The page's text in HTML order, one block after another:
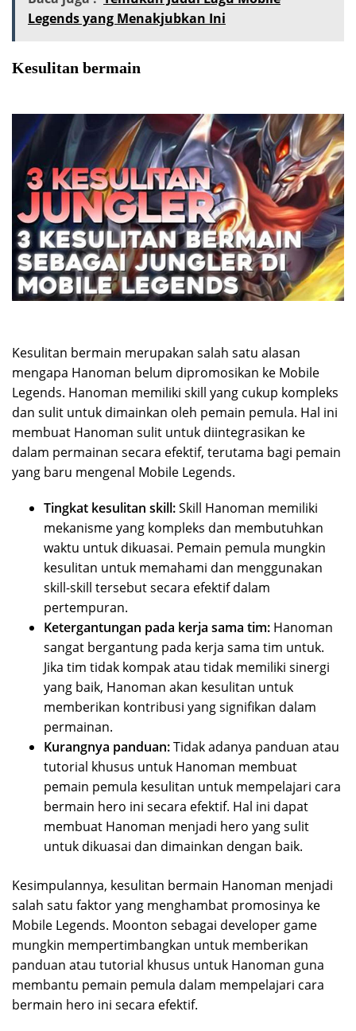
Legends yang Menakjubkan Ini
Kesulitan bermain
Kesulitan bermain merupakan salah satu alasan
mengapa Hanoman belum dipromosikan ke Mobile
Legends. Hanoman memiliki skill yang cukup kompleks
dan sulit untuk dimainkan oleh pemain pemula. Hal ini
membuat Hanoman sulit untuk diintegrasikan ke
dalam permainan secara efektif, terutama bagi pemain
yang baru mengenal Mobile Legends.
Tingkat kesulitan skill:Skill Hanoman memiliki
mekanisme yang kompleks dan membutuhkan
waktu untuk dikuasai. Pemain pemula mungkin
kesulitan untuk memahami dan menggunakan
skill-skill tersebut secara efektif dalam
pertempuran.
Ketergantungan pada kerja sama tim: Hanoman
sangat bergantung pada kerja sama tim untuk.
Jika tim tidak kompak atau tidak memiliki sinergi
yang baik, Hanoman akan kesulitan untuk
memberikan kontribusi yang signifikan dalam
permainan.
Kurangnya panduan:Tidak adanya panduan atau
tutorial khusus untuk Hanoman membuat
pemain pemula kesulitan untuk mempelajari cara
bermain hero ini secara efektif. Hal ini dapat
membuat Hanoman menjadi hero yang sulit
untuk dikuasai dan dimainkan dengan baik.
Kesimpulannya, kesulitan bermain Hanoman menjadi
salah satu faktor yang menghambat promosinya ke
Mobile Legends. Moonton sebagai developer game
mungkin mempertimbangkan untuk memberikan
panduan atau tutorial khusus untuk Hanoman guna
membantu pemain pemula dalam mempelajari cara
bermain hero ini secara efektif.